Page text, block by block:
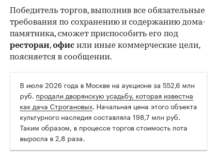
Победитель торгов, выполнив все обязательные
требования по сохранению и содержанию дома-
памятника, сможет приспособить его под
ресторан,офис или иные коммерческие цели,
поясняется в сообщении.
В июле 2026 года в Москве на аукционе за 552,6 млн
руб. продали дворянскую усадьбу, которая известна
как дача Строгановых. Начальная цена этого объекта
культурного наследия составляла 198,7 млн руб.
Таким образом, в процессе торгов стоимость лота
выросла в 2,8 раза.